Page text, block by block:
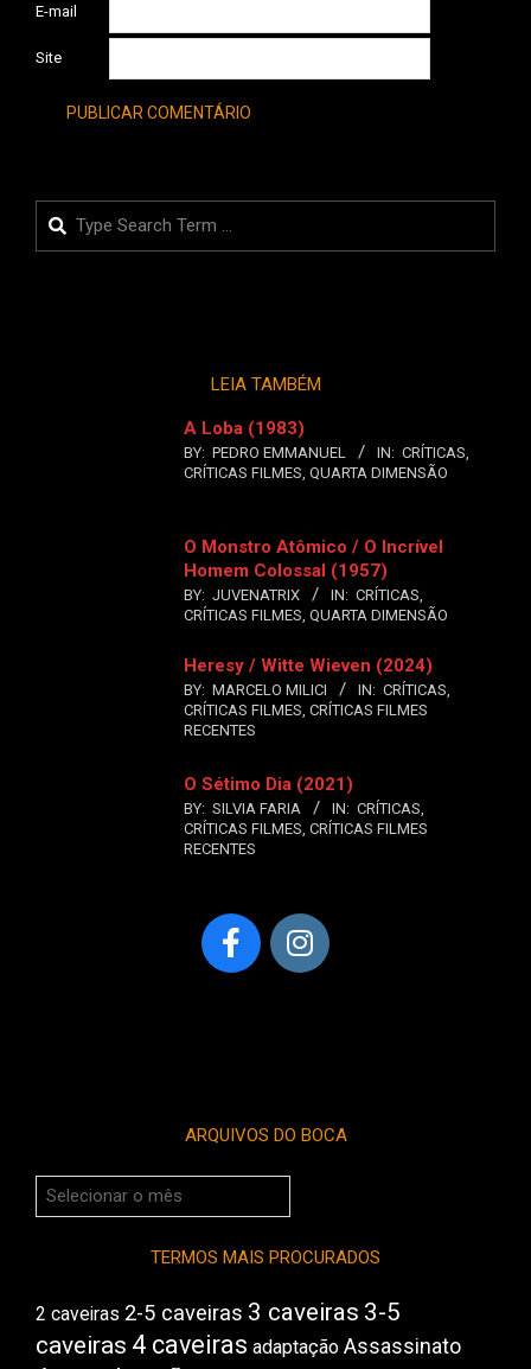
E-mail
Site
Search
LEIA TAMBÉM
A Loba (1983)
BY: PEDRO EMMANUEL IN: CRÍTICAS
CRÍTICAS FILMES QUARTA DIMENSÃO
O Monstro Atômico / O Incrível
Homem Colossal (1957)
BY: JUVENATRIX IN: CRÍTICAS
CRÍTICAS FILMES QUARTA DIMENSÃO
Heresy / Witte Wieven (2024)
BY: MARCELO MILICI IN: CRÍTICAS
CRÍTICAS FILMES CRÍTICAS FILMES
RECENTES
O Sétimo Dia (2021)
BY: SILVIA FARIA IN: CRÍTICAS
CRÍTICAS FILMES CRÍTICAS FILMES
RECENTES
ARQUIVOS DO BOCA
Arquivos
do
TERMOS MAIS PROCURADOS
2 caveiras 2-5 caveiras 3 caveiras 3-5
caveiras 4 caveiras adaptação Assassinato